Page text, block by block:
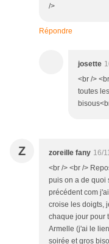
/>
Répondre
josette
<br />
toutes
Z zoreille fany 16/
<br /> <br />
puis on a de quoi
précédent com
croise les doigts,
chaque jour pour
Armelle (j'ai le
soirée et gros